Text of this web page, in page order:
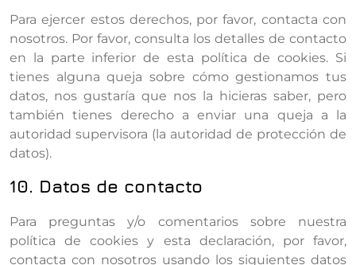
Para ejercer estos derechos, por favor, contacta con
nosotros. Por favor, consulta los detalles de contacto
en la parte inferior de esta política de cookies. Si
tienes alguna queja sobre cómo gestionamos tus
datos, nos gustaría que nos la hicieras saber, pero
también tienes derecho a enviar una queja a la
autoridad supervisora (la autoridad de protección de
datos).
10. Datos de contacto
Para preguntas y/o comentarios sobre nuestra
política de cookies y esta declaración, por favor,
contacta con nosotros usando los siguientes datos